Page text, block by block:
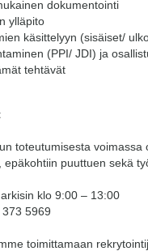
dokumentointi
ylläpito
käsittelyyn (sisäiset/
(PPI/ JDI) ja
tehtävät
toteutumisesta voimassa
puuttuen sekä
klo 9:00 – 13:00
5969
toimittamaan